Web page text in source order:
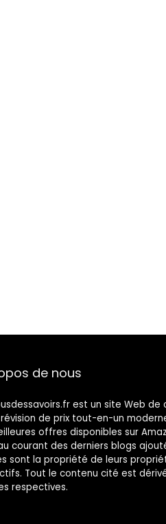
de nous
est un site Web de
de prix tout-en-un
offres disponibles sur
courant des derniers blogs
sont la propriété de leurs
Tout le contenu cité est
respectives.